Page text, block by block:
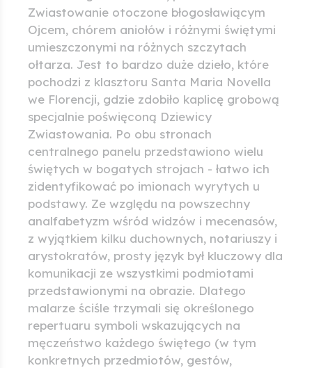
Zwiastowanie otoczone błogosławiącym
Ojcem, chórem aniołów i różnymi świętymi
umieszczonymi na różnych szczytach
ołtarza. Jest to bardzo duże dzieło, które
pochodzi z klasztoru Santa Maria Novella
we Florencji, gdzie zdobiło kaplicę grobową
specjalnie poświęconą Dziewicy
Zwiastowania. Po obu stronach
centralnego panelu przedstawiono wielu
świętych w bogatych strojach - łatwo ich
zidentyfikować po imionach wyrytych u
podstawy. Ze względu na powszechny
analfabetyzm wśród widzów i mecenasów,
z wyjątkiem kilku duchownych, notariuszy i
arystokratów, prosty język był kluczowy dla
komunikacji ze wszystkimi podmiotami
przedstawionymi na obrazie. Dlatego
malarze ściśle trzymali się określonego
repertuaru symboli wskazujących na
męczeństwo każdego świętego (w tym
konkretnych przedmiotów, gestów,